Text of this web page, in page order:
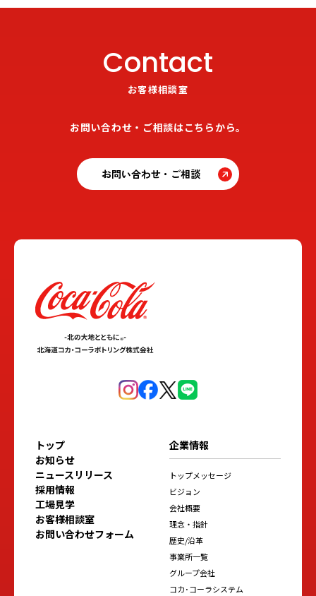
Contact
お客様相談室
お問い合わせ・ご相談はこちらから。
お問い合わせ・ご相談
トップ
お知らせ
ニュースリリース
採用情報
工場見学
お客様相談室
お問い合わせフォーム
企業情報
トップメッセージ
ビジョン
会社概要
理念・指針
歴史/沿革
事業所一覧
グループ会社
コカ･コーラシステム